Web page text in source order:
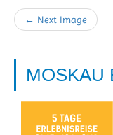
← Next Image
MOSKAU